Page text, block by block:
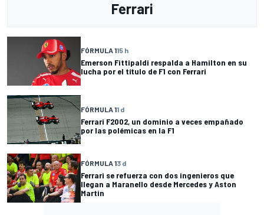
Ferrari
FÓRMULA 115 h
Emerson Fittipaldi respalda a Hamilton en su
lucha por el título de F1 con Ferrari
FÓRMULA 11 d
Ferrari F2002, un dominio a veces empañado
por las polémicas en la F1
FÓRMULA 13 d
Ferrari se refuerza con dos ingenieros que
llegan a Maranello desde Mercedes y Aston
Martin